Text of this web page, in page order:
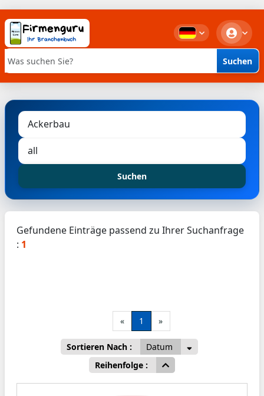
Stichwortsuche Suchen
Suchen
Gefundene Einträge passend zu Ihrer Suchanfrage
: 1
« 1 »
Sortieren Nach :
Datum
Reihenfolge :